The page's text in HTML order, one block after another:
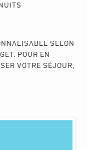
SELON
POUR EN
VOTRE SÉJOUR,